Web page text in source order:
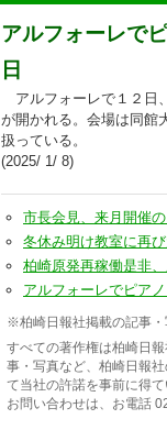
アルフォーレで
日
アルフォーレで１２日
が開かれる。会場は同館
扱っている。
(2025/ 1/ 8)
市長会見、来月開催
冬休み明け教室に再
柏崎原発再稼働是非
アルフォーレでピア
※柏崎日報社掲載の記事
すべての著作権は柏崎日
事・写真など、柏崎日報
て当社の許諾を事前に得
お問い合わせは、お電話